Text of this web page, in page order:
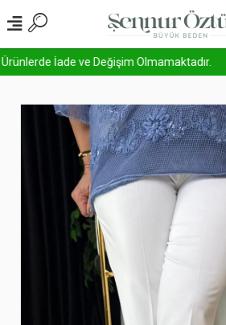
İade ve Değişim Olmamaktadır.